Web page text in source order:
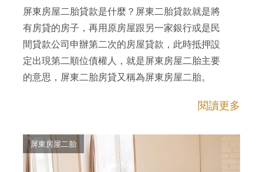
屏東房屋二胎貸款是什麼？屏東二胎貸款就是將
有房貸的房子，再用原房屋跟另一家銀行或是民
間貸款公司申辦第二次的房屋貸款，此時抵押設
定出現第二順位債權人，就是屏東房屋二胎主要
的意思，屏東二胎房貸又稱為屏東房屋二胎。
閱讀更多
屏東房屋二胎